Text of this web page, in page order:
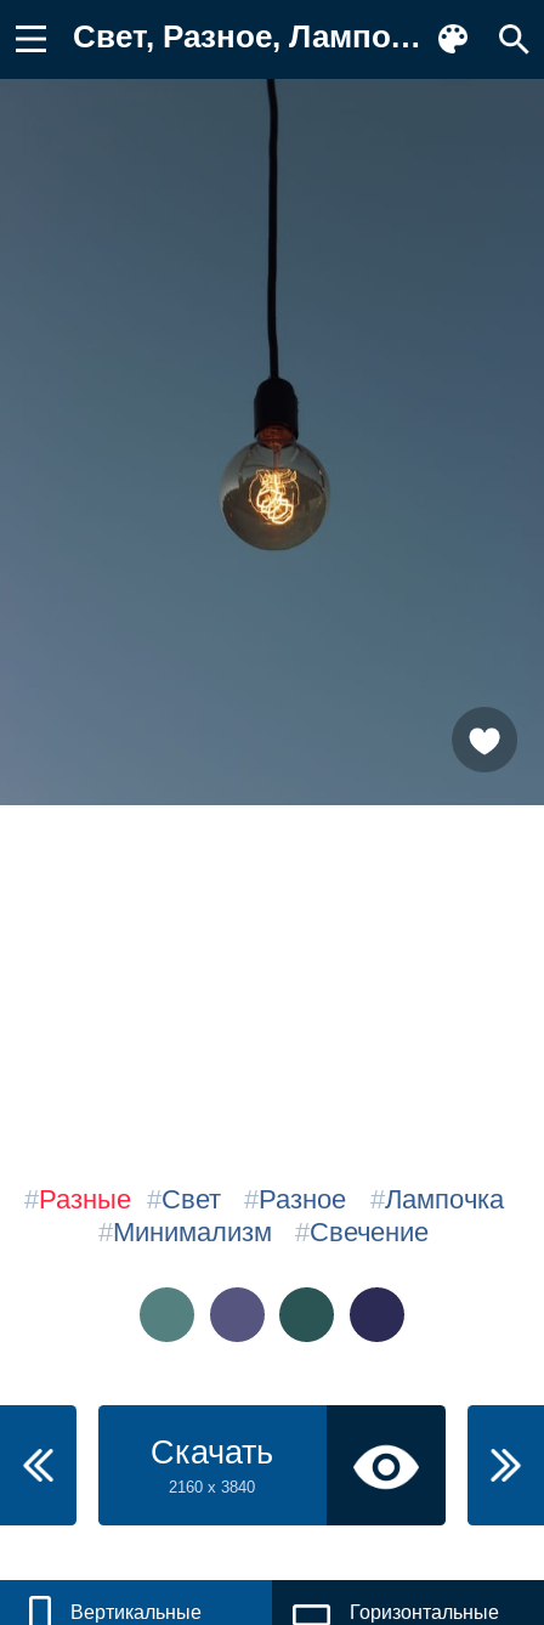
Свет, Разное, Лампочка, Минимализм Картинка для телефона
#Разные #Свет #Разное #Лампочка
#Минимализм #Свечение
Скачать
2160 x 3840
Вертикальные Горизонтальные